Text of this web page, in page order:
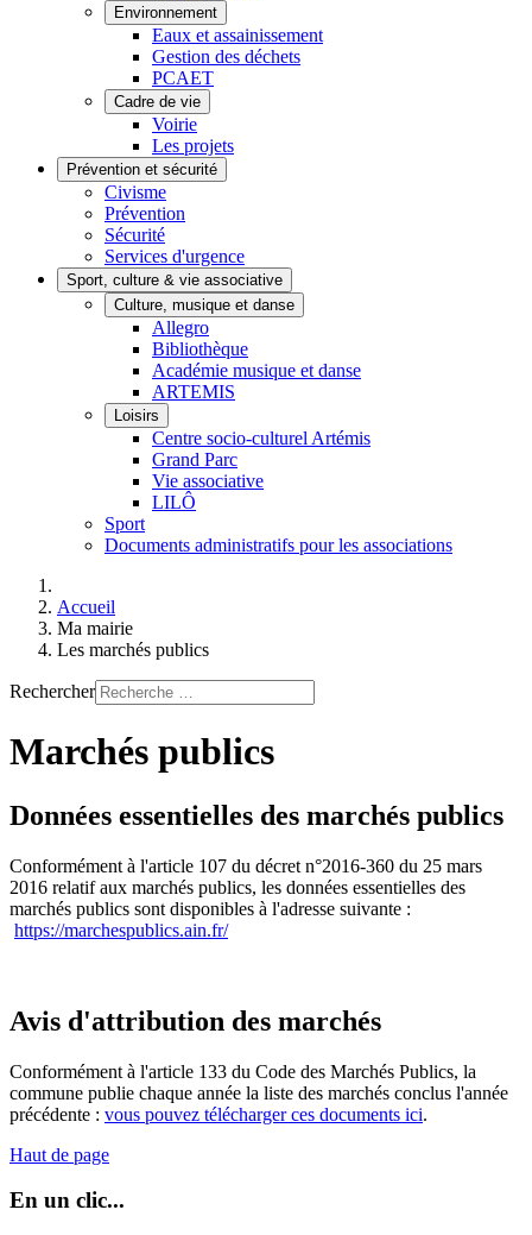
Environnement
Eaux et assainissement
Gestion des déchets
PCAET
Cadre de vie
Voirie
Les projets
Prévention et sécurité
Civisme
Prévention
Sécurité
Services d'urgence
Sport, culture & vie associative
Culture, musique et danse
Allegro
Bibliothèque
Académie musique et danse
ARTEMIS
Loisirs
Centre socio-culturel Artémis
Grand Parc
Vie associative
LILÔ
Sport
Documents administratifs pour les associations
Accueil
Ma mairie
Les marchés publics
Rechercher
Marchés publics
Données essentielles des marchés publics
Conformément à l'article 107 du décret n°2016-360 du 25 mars
2016 relatif aux marchés publics, les données essentielles des
marchés publics sont disponibles à l'adresse suivante :
https://marchespublics.ain.fr/
Avis d'attribution des marchés
Conformément à l'article 133 du Code des Marchés Publics, la
commune publie chaque année la liste des marchés conclus l'année
précédente : vous pouvez télécharger ces documents ici.
Haut de page
En un clic...